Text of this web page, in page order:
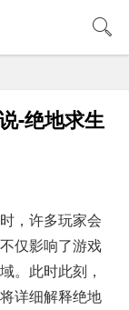
-绝地求生
，许多玩家会
仅影响了游戏
。此时此刻，
详细解释绝地